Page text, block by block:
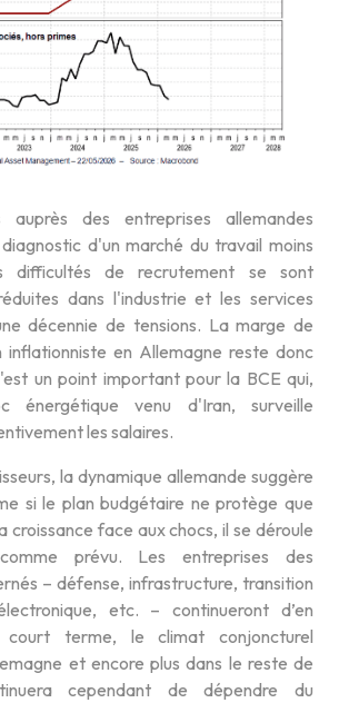
auprès des entreprises allemandes
d'un marché du travail moins
difficultés de recrutement se sont
dans l'industrie et les services
décennie de tensions. La marge de
inflationniste en Allemagne reste donc
un point important pour la BCE qui,
énergétique venu d'Iran, surveille
les salaires.
la dynamique allemande suggère
si le plan budgétaire ne protège que
croissance face aux chocs, il se déroule
prévu. Les entreprises des
– défense, infrastructure, transition
etc. – continueront d’en
terme, le climat conjoncturel
et encore plus dans le reste de
cependant de dépendre du